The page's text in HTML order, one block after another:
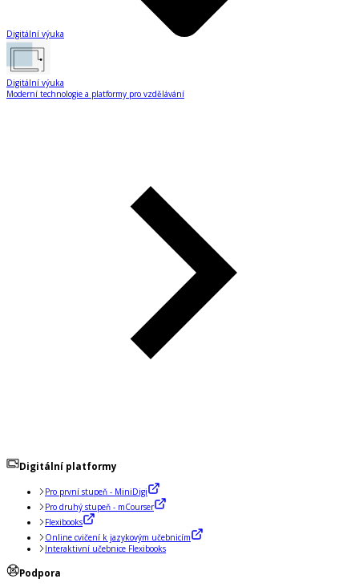
Digitální výuka
Digitální výuka
Moderní technologie a platformy pro vzdělávání
Digitální platformy
Pro první stupeň - MiniDigi
Pro druhý stupeň - mCourser
Flexibooks
Online cvičení k jazykovým učebnicím
Interaktivní učebnice Flexibooks
Podpora